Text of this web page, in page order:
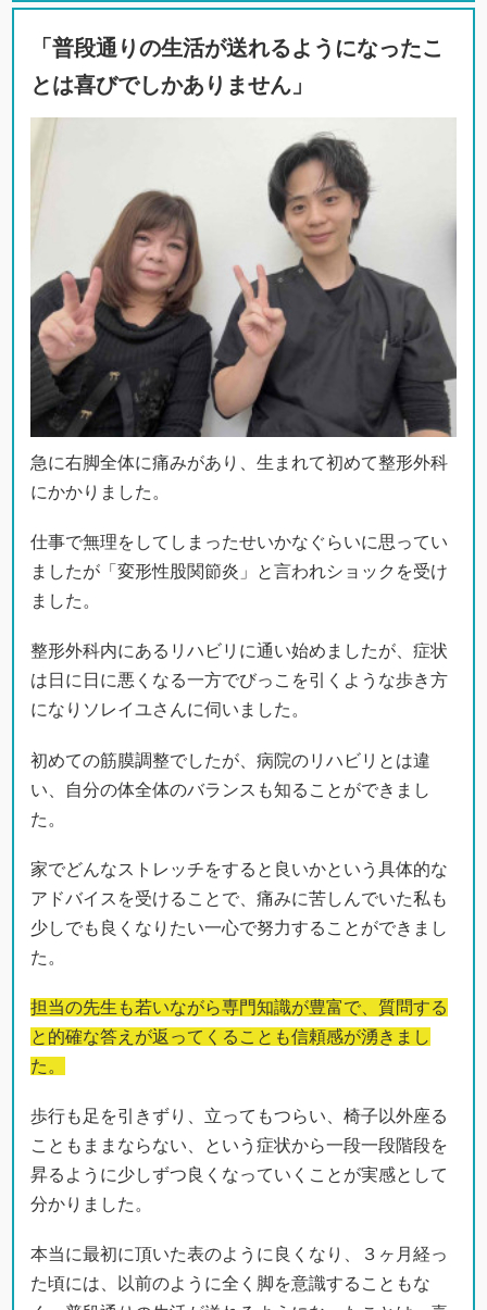
急に右脚全体に痛みがあり、生まれて初めて整形外科
にかかりました。
仕事で無理をしてしまったせいかなぐらいに思ってい
ましたが「変形性股関節炎」と言われショックを受け
ました。
は日に日に悪くなる一方でびっこを引くような歩き方
になりソレイユさんに伺いました。
い、自分の体全体のバランスも知ることができまし
た。
アドバイスを受けることで、痛みに苦しんでいた私も
少しでも良くなりたい一心で努力することができまし
た。
担当の先生も若いながら専門知識が豊富で、質問する
と的確な答えが返ってくることも信頼感が湧きまし
た。
こともままならない、という症状から一段一段階段を
昇るように少しずつ良くなっていくことが実感として
分かりました。
本当に最初に頂いた表のように良くなり、３ヶ月経っ
た頃には、以前のように全く脚を意識することもな
く、普段通りの生活が送れるようになったことは、喜
びでしかありません。
とにかく来院して２ヶ月以上続けてみると良いのでは
と思います。実感が湧くと思います。